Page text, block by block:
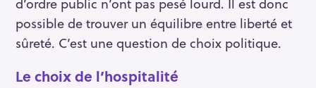
possible de trouver un équilibre entre liberté et
sûreté. C’est une question de choix politique.
Le choix de l’hospitalité